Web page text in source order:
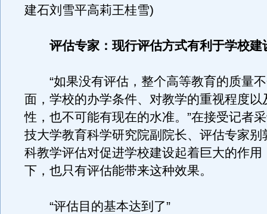
建石刘雪平高莉王桂雪)
评估专家：现行评估方式有利于学校建
“如果没有评估，整个高等教育的质量不
面，学校的办学条件、对教学的重视程度以
性，也不可能有现在的水准。”在接受记者
技大学教育科学研究院副院长、评估专家别
科教学评估对促进学校建设起着巨大的作用
下，也只有评估能带来这种效果。
“评估目的基本达到了”